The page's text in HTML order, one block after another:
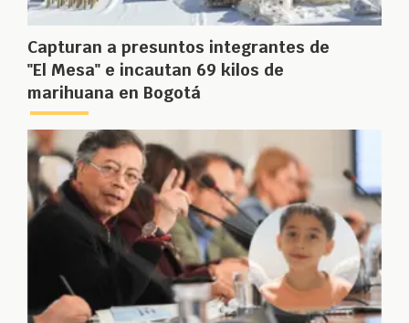
Capturan a presuntos integrantes de
"El Mesa" e incautan 69 kilos de
marihuana en Bogotá